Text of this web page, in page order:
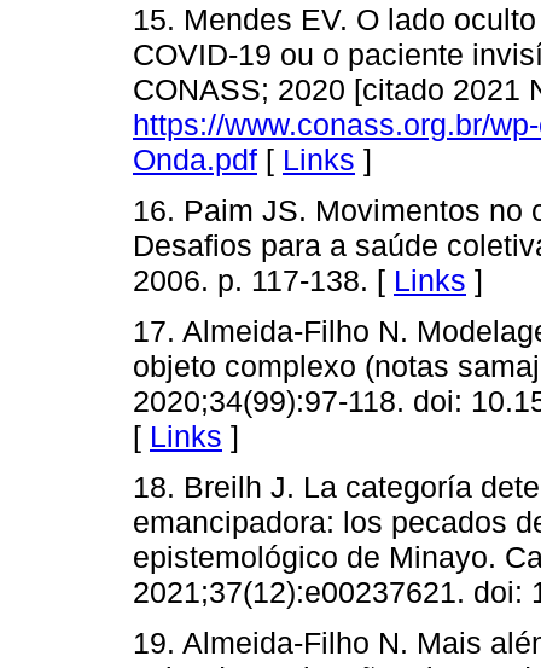
15. Mendes EV. O lado
COVID-19 ou o paciente
CONASS; 2020 [citado 2021
https://www.conass.org.br/
Onda.pdf [ Links ]
16. Paim JS. Movimentos no
Desafios para a saúde
2006. p. 117-138. [ Links ]
17. Almeida-Filho N.
objeto complexo (notas
2020;34(99):97-118. doi:
[ Links ]
18. Breilh J. La categoría
emancipadora: los pecados
epistemológico de Minayo.
2021;37(12):e00237621.
19. Almeida-Filho N. Mais